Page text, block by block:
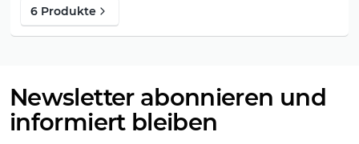
6 Produkte
Newsletter abonnieren und
informiert bleiben